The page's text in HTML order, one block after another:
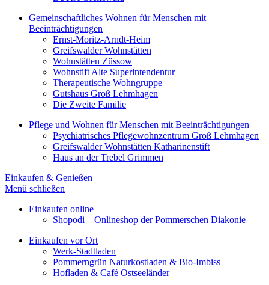
Gemeinschaftliches Wohnen für Menschen mit
Beeinträchtigungen
Ernst-Moritz-Arndt-Heim
Greifswalder Wohnstätten
Wohnstätten Züssow
Wohnstift Alte Superintendentur
Therapeutische Wohngruppe
Gutshaus Groß Lehmhagen
Die Zweite Familie
Pflege und Wohnen für Menschen mit Beeinträchtigungen
Psychiatrisches Pflegewohnzentrum Groß Lehmhagen
Greifswalder Wohnstätten Katharinenstift
Haus an der Trebel Grimmen
Einkaufen & Genießen
Menü schließen
Einkaufen online
Shopodi – Onlineshop der Pommerschen Diakonie
Einkaufen vor Ort
Werk-Stadtladen
Pommerngrün Naturkostladen & Bio-Imbiss
Hofladen & Café Ostseeländer